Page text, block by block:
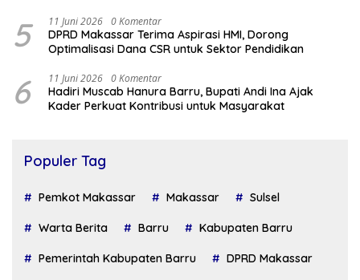
5 11 Juni 2026 0 Komentar
DPRD Makassar Terima Aspirasi HMI, Dorong
Optimalisasi Dana CSR untuk Sektor Pendidikan
6 11 Juni 2026 0 Komentar
Hadiri Muscab Hanura Barru, Bupati Andi Ina Ajak
Kader Perkuat Kontribusi untuk Masyarakat
Populer Tag
Pemkot Makassar Makassar Sulsel
Warta Berita Barru Kabupaten Barru
Pemerintah Kabupaten Barru DPRD Makassar